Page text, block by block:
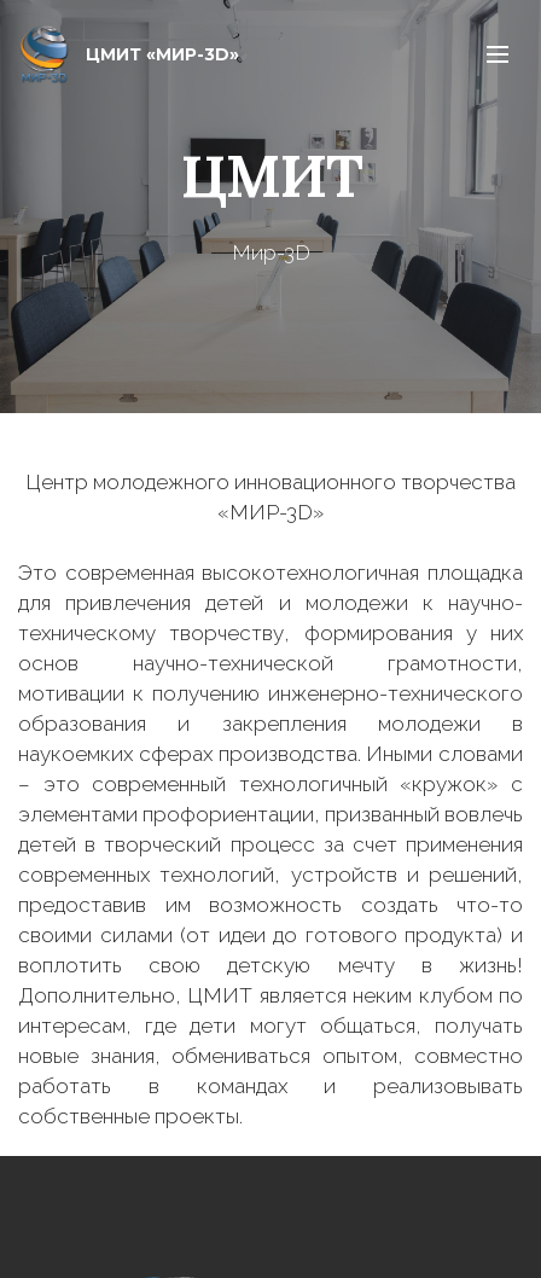
ЦМИТ «МИР-3D»
ЦМИТ
Мир-3D
Центр молодежного инновационного творчества
«МИР-3D»
Это современная высокотехнологичная площадка
для привлечения детей и молодежи к научно-
техническому творчеству, формирования у них
основ научно-технической грамотности,
мотивации к получению инженерно-технического
образования и закрепления молодежи в
наукоемких сферах производства. Иными словами
– это современный технологичный «кружок» с
элементами профориентации, призванный вовлечь
детей в творческий процесс за счет применения
современных технологий, устройств и решений,
предоставив им возможность создать что-то
своими силами (от идеи до готового продукта) и
воплотить свою детскую мечту в жизнь!
Дополнительно, ЦМИТ является неким клубом по
интересам, где дети могут общаться, получать
новые знания, обмениваться опытом, совместно
работать в командах и реализовывать
собственные проекты.